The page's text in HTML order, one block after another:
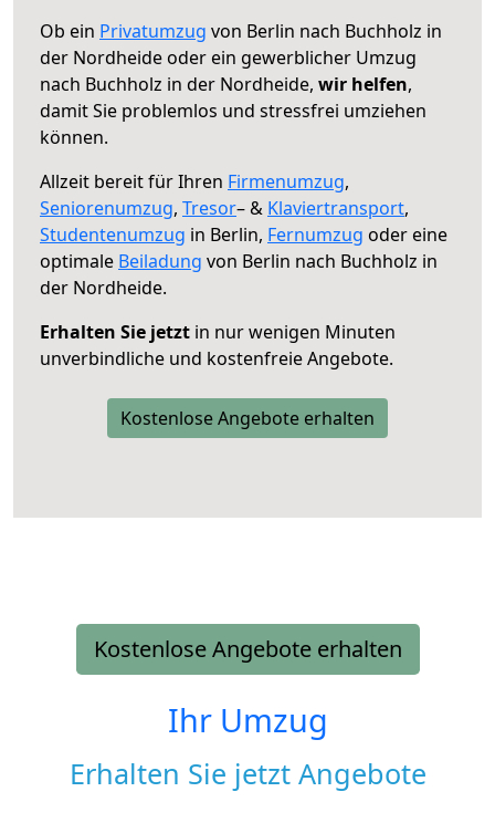
Ob ein Privatumzug von Berlin nach Buchholz in
der Nordheide oder ein gewerblicher Umzug
nach Buchholz in der Nordheide, wir helfen,
damit Sie problemlos und stressfrei umziehen
können.
Allzeit bereit für Ihren Firmenumzug,
Seniorenumzug, Tresor– & Klaviertransport,
Studentenumzug in Berlin, Fernumzug oder eine
optimale Beiladung von Berlin nach Buchholz in
der Nordheide.
Erhalten Sie jetzt in nur wenigen Minuten
unverbindliche und kostenfreie Angebote.
Kostenlose Angebote erhalten
Kostenlose Angebote erhalten
Ihr Umzug
Erhalten Sie jetzt Angebote